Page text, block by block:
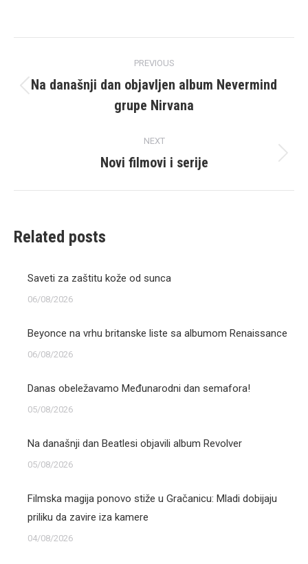
navigation
PREVIOUS
Previous
post:
Na današnji dan objavljen album Nevermind
grupe Nirvana
NEXT
Next
Novi filmovi i serije
Related posts
Saveti za zaštitu kože od sunca
06/08/2026
Beyonce na vrhu britanske liste sa albumom Renaissance
06/08/2026
Danas obeležavamo Međunarodni dan semafora!
05/08/2026
Na današnji dan Beatlesi objavili album Revolver
05/08/2026
Filmska magija ponovo stiže u Gračanicu: Mladi dobijaju
priliku da zavire iza kamere
04/08/2026